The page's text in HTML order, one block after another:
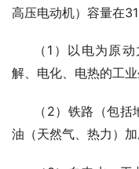
高压电动机）容量在
（ 1 ）以电为原
解、电化、电热的工业
（ 2）铁路（包括
油（天然气、热力）加